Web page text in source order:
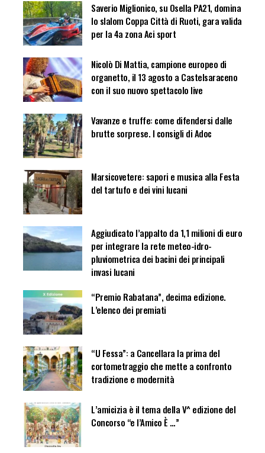
Saverio Miglionico, su Osella PA21, domina
lo slalom Coppa Città di Ruoti, gara valida
per la 4a zona Aci sport
Nicolò Di Mattia, campione europeo di
organetto, il 13 agosto a Castelsaraceno
con il suo nuovo spettacolo live
Vavanze e truffe: come difendersi dalle
brutte sorprese. I consigli di Adoc
Marsicovetere: sapori e musica alla Festa
del tartufo e dei vini lucani
Aggiudicato l’appalto da 1,1 milioni di euro
per integrare la rete meteo-idro-
pluviometrica dei bacini dei principali
invasi lucani
“Premio Rabatana”, decima edizione.
L’elenco dei premiati
“U Fessa”: a Cancellara la prima del
cortometraggio che mette a confronto
tradizione e modernità
L’amicizia è il tema della V^ edizione del
Concorso “e l’Amico È …”